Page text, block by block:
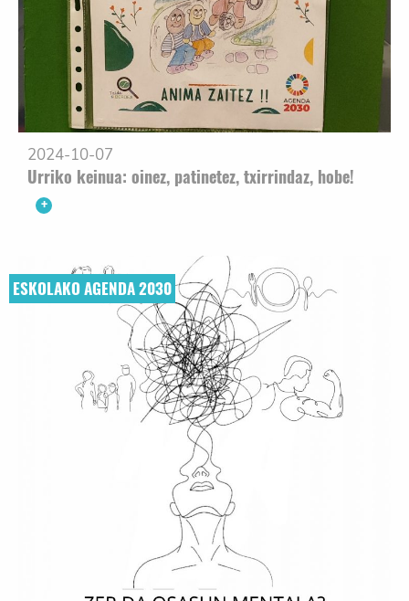
2024-10-07
Urriko keinua: oinez, patinetez, txirrindaz, hobe!
ESKOLAKO AGENDA 2030